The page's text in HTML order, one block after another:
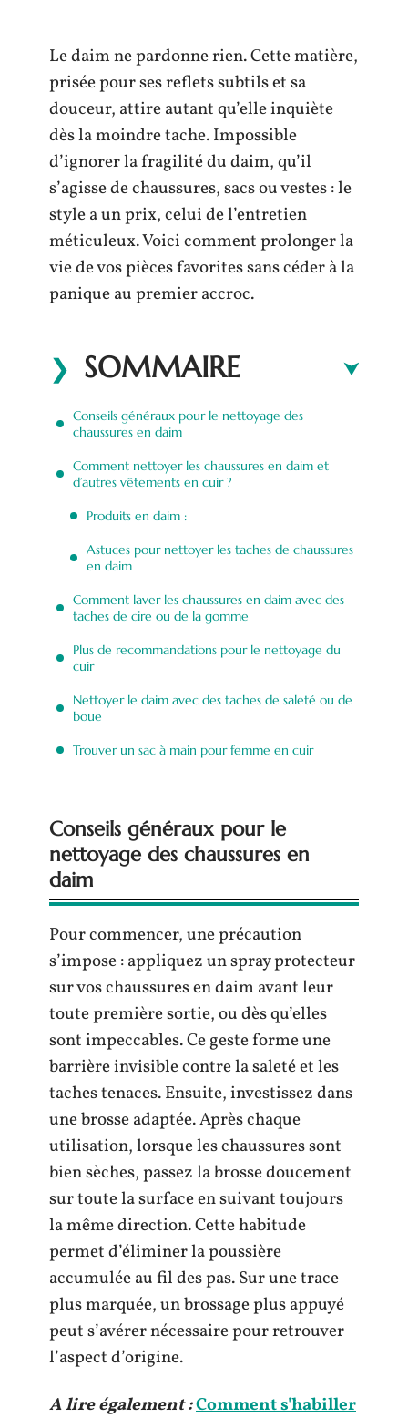
Le daim ne pardonne rien. Cette matière,
prisée pour ses reflets subtils et sa
douceur, attire autant qu’elle inquiète
dès la moindre tache. Impossible
d’ignorer la fragilité du daim, qu’il
s’agisse de chaussures, sacs ou vestes : le
style a un prix, celui de l’entretien
méticuleux. Voici comment prolonger la
vie de vos pièces favorites sans céder à la
panique au premier accroc.
SOMMAIRE
Conseils généraux pour le nettoyage des
chaussures en daim
Comment nettoyer les chaussures en daim et
d’autres vêtements en cuir ?
Produits en daim :
Astuces pour nettoyer les taches de chaussures
en daim
Comment laver les chaussures en daim avec des
taches de cire ou de la gomme
Plus de recommandations pour le nettoyage du
cuir
Nettoyer le daim avec des taches de saleté ou de
boue
Trouver un sac à main pour femme en cuir
Conseils généraux pour le
nettoyage des chaussures en
daim
Pour commencer, une précaution
s’impose : appliquez un spray protecteur
sur vos chaussures en daim avant leur
toute première sortie, ou dès qu’elles
sont impeccables. Ce geste forme une
barrière invisible contre la saleté et les
taches tenaces. Ensuite, investissez dans
une brosse adaptée. Après chaque
utilisation, lorsque les chaussures sont
bien sèches, passez la brosse doucement
sur toute la surface en suivant toujours
la même direction. Cette habitude
permet d’éliminer la poussière
accumulée au fil des pas. Sur une trace
plus marquée, un brossage plus appuyé
peut s’avérer nécessaire pour retrouver
l’aspect d’origine.
A lire également :Comment s'habiller